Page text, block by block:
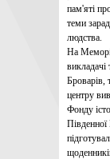
пам'яті
теми
людства.
На
викладачі
Броварів,
центру
Фонду